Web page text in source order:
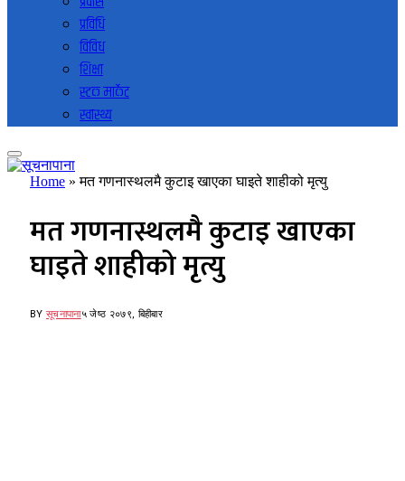
प्रविधि
विविध
शिक्षा
स्टक मार्केट
स्वास्थ्य
Home »मत गणनास्थलमै कुटाइ खाएका घाइते शाहीको मृत्यु
मत गणनास्थलमै कुटाइ खाएका
घाइते शाहीको मृत्यु
BY सूचनापाना५ जेष्ठ २०७९, बिहीबार